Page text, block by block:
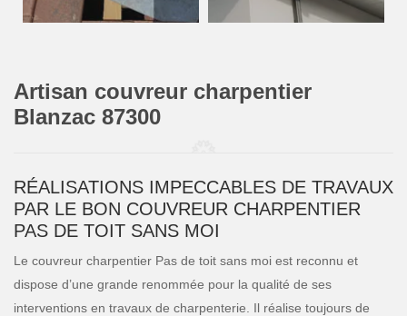
Artisan couvreur charpentier
Blanzac 87300
RÉALISATIONS IMPECCABLES DE TRAVAUX
PAR LE BON COUVREUR CHARPENTIER
PAS DE TOIT SANS MOI
Le couvreur charpentier Pas de toit sans moi est reconnu et
dispose d’une grande renommée pour la qualité de ses
interventions en travaux de charpenterie. Il réalise toujours de